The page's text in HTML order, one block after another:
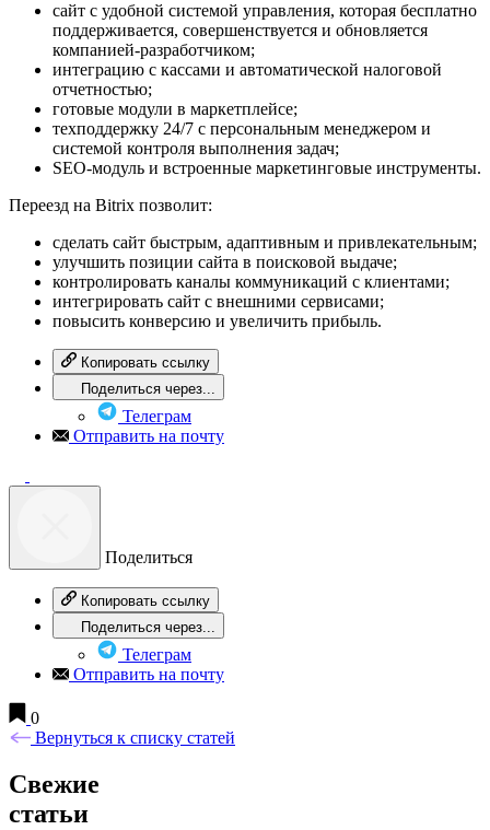
сайт с удобной системой управления, которая бесплатно
поддерживается, совершенствуется и обновляется
компанией-разработчиком;
интеграцию с кассами и автоматической налоговой
отчетностью;
готовые модули в маркетплейсе;
техподдержку 24/7 с персональным менеджером и
системой контроля выполнения задач;
SEO-модуль и встроенные маркетинговые инструменты.
Переезд на Bitrix позволит:
сделать сайт быстрым, адаптивным и привлекательным;
улучшить позиции сайта в поисковой выдаче;
контролировать каналы коммуникаций с клиентами;
интегрировать сайт с внешними сервисами;
повысить конверсию и увеличить прибыль.
Копировать ссылку
Поделиться через...
Телеграм
Отправить на почту
Поделиться
Копировать ссылку
Поделиться через...
Телеграм
Отправить на почту
0
Вернуться к списку статей
Свежие
статьи